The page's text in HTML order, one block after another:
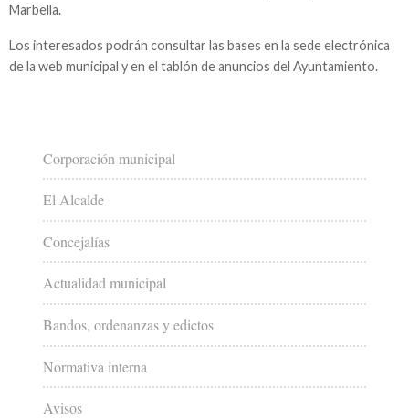
Marbella.
Los interesados podrán consultar las bases en la sede electrónica
de la web municipal y en el tablón de anuncios del Ayuntamiento.
Corporación municipal
El Alcalde
Concejalías
Actualidad municipal
Bandos, ordenanzas y edictos
Normativa interna
Avisos